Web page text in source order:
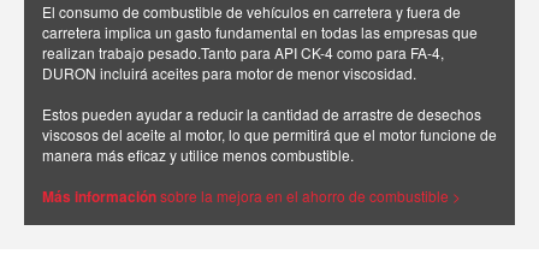
El consumo de combustible de vehículos en carretera y fuera de
carretera implica un gasto fundamental en todas las empresas que
realizan trabajo pesado.Tanto para API CK-4 como para FA-4,
DURON incluirá aceites para motor de menor viscosidad.
Estos pueden ayudar a reducir la cantidad de arrastre de desechos
viscosos del aceite al motor, lo que permitirá que el motor funcione de
manera más eficaz y utilice menos combustible.
Más informaciónsobre la mejora en el ahorro de combustible >